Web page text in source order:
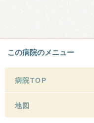
この病院のメニュー
病院TOP
地図